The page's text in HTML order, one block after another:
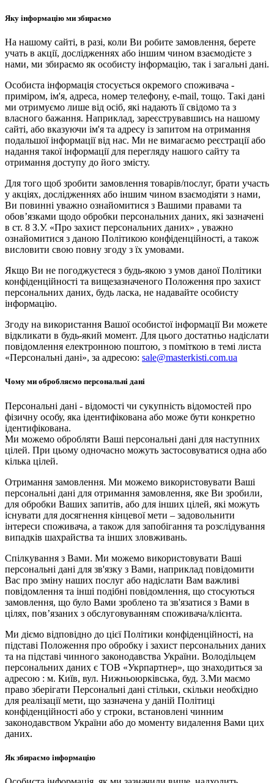
Яку інформацію ми збираємо
На нашому сайті, в разі, коли Ви робите замовлення, берете
учать в акції, дослідженнях або іншим чином взаємодієте з
нами, ми збираємо як особисту інформацію, так і загальні дані.
Особиста інформація стосується окремого споживача -
приміром, ім'я, адреса, номер телефону, e-mail, тощо. Такі дані
ми отримуємо лише від осіб, які надають її свідомо та з
власного бажання. Наприклад, зареєструвавшись на нашому
сайті, або вказуючи ім'я та адресу із запитом на отримання
подальшої інформації від нас. Ми не вимагаємо реєстрації або
надання такої інформації для перегляду нашого сайту та
отримання доступу до його змісту.
Для того щоб зробити замовлення товарів/послуг, брати участь
у акціях, дослідженнях або іншим чином взаємодіяти з нами,
Ви повинні уважно ознайомитися з Вашими правами та
обов’язками щодо обробки персональних даних, які зазначені
в ст. 8 З.У. «Про захист персональних даних» , уважно
ознайомитися з даною Політикою конфіденційності, а також
висловити свою повну згоду з їх умовами.
Якщо Ви не погоджуєтеся з будь-якою з умов даної Політики
конфіденційності та вищезазначеного Положення про захист
персональних даних, будь ласка, не надавайте особисту
інформацію.
Згоду на використання Вашої особистої інформації Ви можете
відкликати в будь-який момент. Для цього достатньо надіслати
повідомлення електронною поштою, з поміткою в темі листа
«Персональні дані», за адресою: sale@masterkisti.com.ua
Чому ми обробляємо персональні дані
Персональні дані - відомості чи сукупність відомостей про
фізичну особу, яка ідентифікована або може бути конкретно
ідентифікована.
Ми можемо обробляти Ваші персональні дані для наступних
цілей. При цьому одночасно можуть застосовуватися одна або
кілька цілей.
Отримання замовлення. Ми можемо використовувати Ваші
персональні дані для отримання замовлення, яке Ви зробили,
для обробки Ваших запитів, або для інших цілей, які можуть
існувати для досягнення кінцевої мети – задовольнити
інтереси споживача, а також для запобігання та розслідування
випадків шахрайства та інших зловживань.
Спілкування з Вами. Ми можемо використовувати Ваші
персональні дані для зв'язку з Вами, наприклад повідомити
Вас про зміну наших послуг або надіслати Вам важливі
повідомлення та інші подібні повідомлення, що стосуються
замовлення, що було Вами зроблено та зв'язатися з Вами в
цілях, пов’язаних з обслуговуванням споживача/клієнта.
Ми діємо відповідно до цієї Політики конфіденційності, на
підставі Положення про обробку і захист персональних даних
та на підставі чинного законодавства України. Володільцем
персональних даних є ТОВ «Укрпартнер», що знаходиться за
адресою : м. Київ, вул. Нижньоюркiвська, буд. 3.Ми маємо
право зберігати Персональні дані стільки, скільки необхідно
для реалізації мети, що зазначена у даній Політиці
конфіденційності або у строки, встановлені чинним
законодавством України або до моменту видалення Вами цих
даних.
Як збираємо інформацію